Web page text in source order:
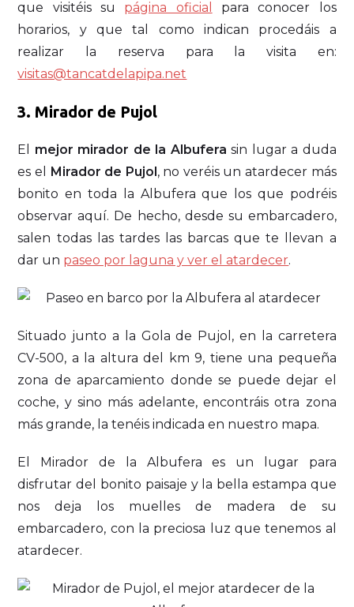
que visitéis su página oficial
para conocer los
horarios, y que tal como indican procedáis a
realizar la reserva para la visita en:
visitas@tancatdelapipa.net
3. Mirador de Pujol
El mejor mirador de la Albufera sin lugar a duda
es el
Mirador de Pujol , no veréis un atardecer más
bonito en toda la Albufera que los que podréis
observar aquí. De hecho, desde su embarcadero,
salen todas las tardes las barcas que te llevan a
dar un paseo por laguna y ver el atardecer.
Situado junto a la Gola de Pujol, en la carretera
CV-500, a la altura del km 9, tiene una pequeña
zona de aparcamiento donde se puede dejar el
coche, y sino más adelante, encontráis otra zona
más grande, la tenéis indicada en nuestro mapa.
El Mirador de la Albufera es un lugar para
disfrutar del bonito paisaje y la bella estampa que
nos deja los muelles de madera de su
embarcadero, con la preciosa luz que tenemos al
atardecer.